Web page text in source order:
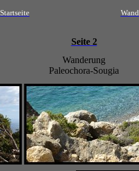
Startseite
Seite 2
Wanderung
Paleochora-Sougia